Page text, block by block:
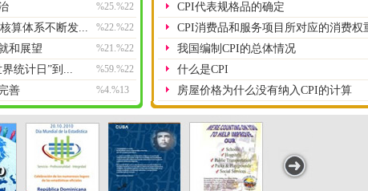
%25.%22
算体系不断发... %22.%22
和展望 %21.%22
统计日”到... %59.%22
善 %4.%13
CPI代表规格品的确定
CPI消费品和服务项目所对应的消费权
我国编制CPI的总体情况
什么是CPI
房屋价格为什么没有纳入CPI的计算